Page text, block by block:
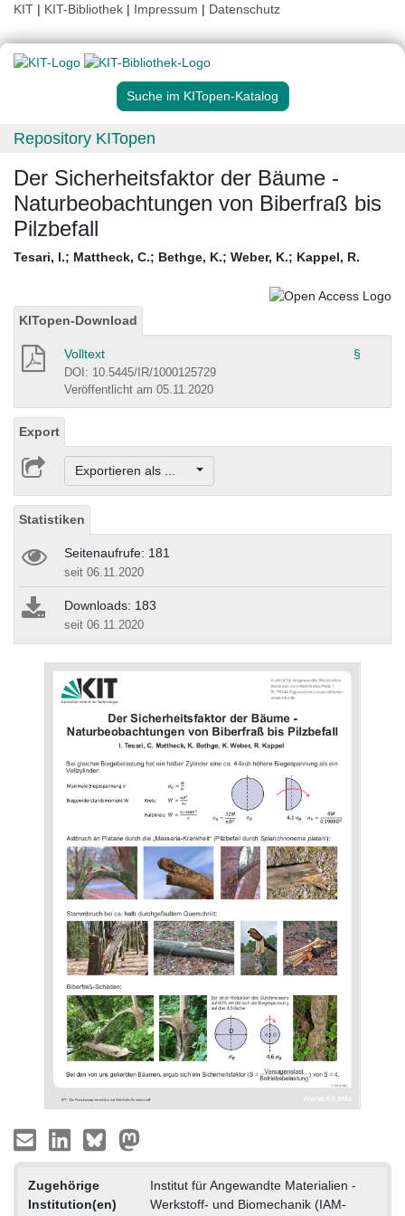
KIT | KIT-Bibliothek | Impressum | Datenschutz
Suche im KITopen-Katalog
Repository KITopen
Der Sicherheitsfaktor der Bäume -
Naturbeobachtungen von Biberfraß bis
Pilzbefall
Tesari, I.; Mattheck, C.; Bethge, K.; Weber, K.; Kappel, R.
KITopen-Download
Volltext §
DOI: 10.5445/IR/1000125729
Veröffentlicht am 05.11.2020
Export
Exportieren als ...
Statistiken
Seitenaufrufe: 181
seit 06.11.2020
Downloads: 183
seit 06.11.2020
Zugehörige
Institution(en)
Institut für Angewandte Materialien -
Werkstoff- und Biomechanik (IAM-